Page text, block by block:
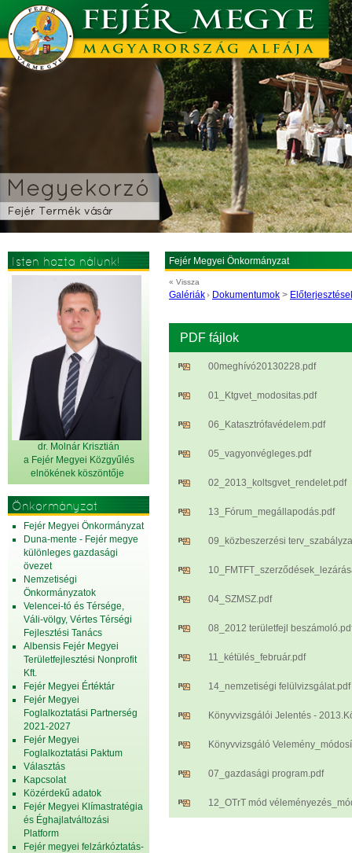
Isten hozta nálunk!
dr. Molnár Krisztián
a Fejér Megyei Közgyűlés
elnökének köszöntője
Önkormányzat
Fejér Megyei Önkormányzat
Duna-mente - Fejér megye
különleges gazdasági
övezet
Nemzetiségi
Önkormányzatok
Velencei-tó és Térsége,
Váli-völgy, Vértes Térségi
Fejlesztési Tanács
Albensis Fejér Megyei
Területfejlesztési Nonprofit
Kft.
Fejér Megyei Értéktár
Fejér Megyei
Foglalkoztatási Partnerség
2021-2027
Fejér Megyei
Foglalkoztatási Paktum
Választás
Kapcsolat
Közérdekű adatok
Fejér Megyei Klímastratégia
és Éghajlatváltozási
Platform
Fejér megyei felzárkóztatás-
Fejér Megyei Önkormányzat
« Vissza
Galériák Dokumentumok >
PDF fájlok
00meghívó20130228.pdf
01_Ktgvet_modositas.pdf
06_Katasztrófavédelem.pdf
05_vagyonvégleges.pdf
02_2013_koltsgvet_rendelet.pdf
13_Fórum_megállapodás.pdf
09_közbeszerzési
04_SZMSZ.pdf
08_2012 területfejl
11_kétülés_február.pdf
14_nemzetiségi felülvizsgálat.pdf
Könyvvizsgálói Jelentés -
Könyvvizsgáló
07_gazdasági program.pdf
12_OTrT mód